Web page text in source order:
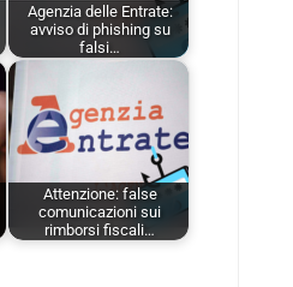
Agenzia delle Entrate:
avviso di phishing su
falsi…
Attenzione: false
comunicazioni sui
rimborsi fiscali…